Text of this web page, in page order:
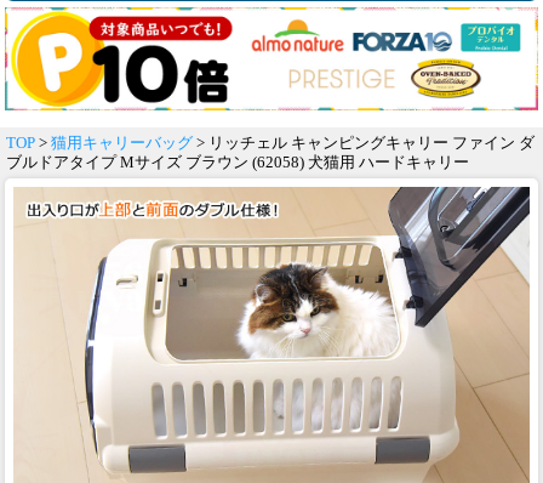
TOP > 猫用キャリーバッグ > リッチェル キャンピングキャリー ファイン ダ
ブルドアタイプ Mサイズ ブラウン (62058) 犬猫用 ハードキャリー